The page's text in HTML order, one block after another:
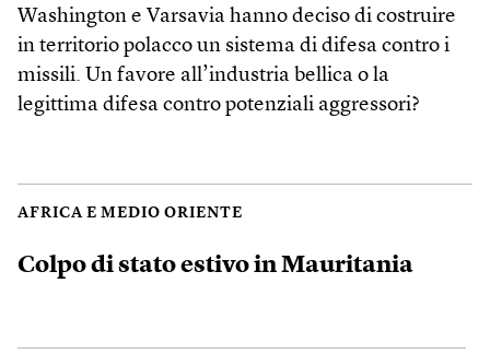
Washington e Varsavia hanno deciso di costruire
in territorio polacco un sistema di difesa contro i
missili. Un favore all’industria bellica o la
legittima difesa contro potenziali aggressori?
AFRICA E MEDIO ORIENTE
Colpo di stato estivo in Mauritania